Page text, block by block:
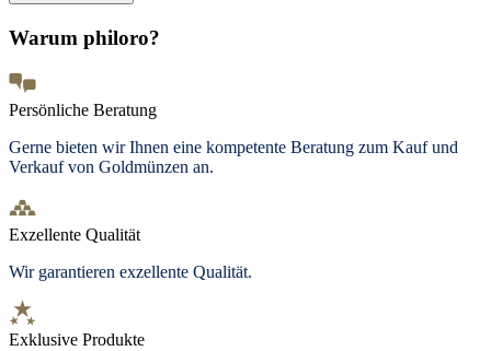
Warum philoro?
Persönliche Beratung
Gerne bieten wir Ihnen eine kompetente Beratung zum Kauf und
Verkauf von Goldmünzen an.
Exzellente Qualität
Wir garantieren exzellente Qualität.
Exklusive Produkte